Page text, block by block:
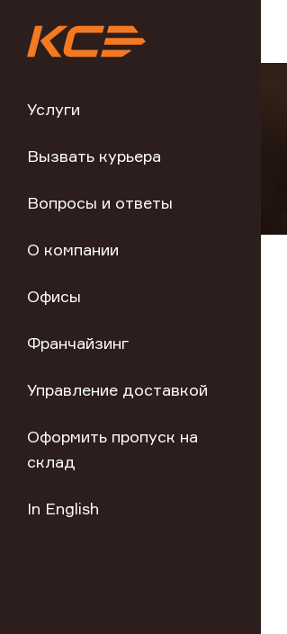
Услуги
Вызвать курьера
Вопросы и ответы
О компании
Офисы
Франчайзинг
Управление доставкой
Оформить пропуск на
склад
In English